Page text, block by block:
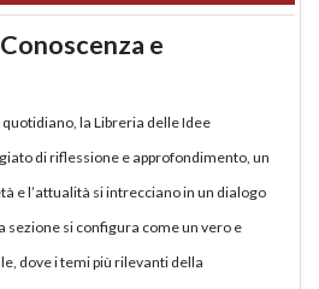
e
la Libreria delle Idee
di riflessione e approfondimento, un
e l’attualità si intrecciano in un dialogo
sezione si configura come un vero e
dove i temi più rilevanti della